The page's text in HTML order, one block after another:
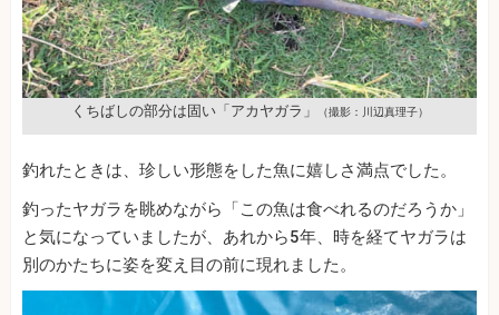
くちばしの部分は固い「アカヤガラ」 （撮影：川辺真理子）
釣れたときは、珍しい形態をした魚に嬉しさ満点でした。
釣ったヤガラを眺めながら「この魚は食べれるのだろうか」
と気になっていましたが、あれから5年、時を経てヤガラは
別のかたちに姿を変え目の前に現れました。